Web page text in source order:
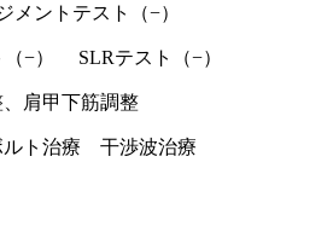
ントテスト（−）
） SLRテスト（−）
肩甲下筋調整
ト治療 干渉波治療